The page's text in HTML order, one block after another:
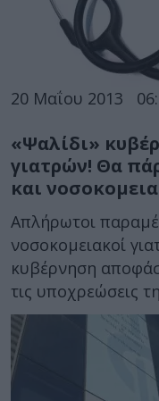
20 Μαΐου 2013
«Ψαλίδι»
γιατρών! Θα
και
Απλήρωτοι
νοσοκομειακοί
κυβέρνηση
τις υποχρεώσεις